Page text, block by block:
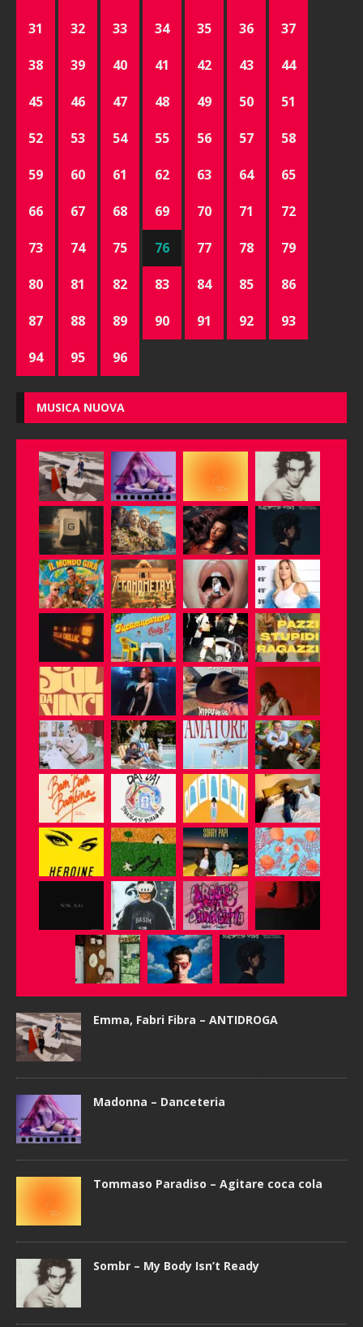
31 32 33 34 35 36 37
38 39 40 41 42 43 44
45 46 47 48 49 50 51
52 53 54 55 56 57 58
59 60 61 62 63 64 65
66 67 68 69 70 71 72
73 74 75 76 77 78 79
80 81 82 83 84 85 86
87 88 89 90 91 92 93
94 95 96
MUSICA NUOVA
Emma, Fabri Fibra – ANTIDROGA
Madonna – Danceteria
Tommaso Paradiso – Agitare coca cola
Sombr – My Body Isn’t Ready